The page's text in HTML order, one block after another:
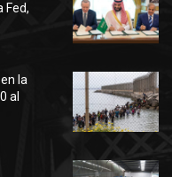
Fed,
la
al